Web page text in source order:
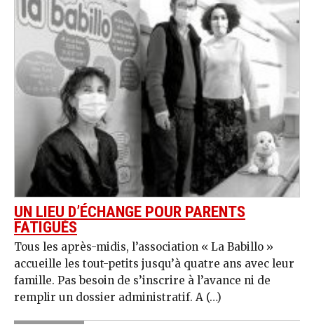
UN LIEU D’ÉCHANGE POUR PARENTS
FATIGUÉS
Tous les après-midis, l’association « La Babillo »
accueille les tout-petits jusqu’à quatre ans avec leur
famille. Pas besoin de s’inscrire à l’avance ni de
remplir un dossier administratif. A (…)